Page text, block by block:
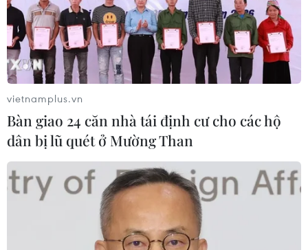
04/08/2026 14:55
Khởi tố vụ buôn bán hàng giả mạo
nhãn hiệu nổi tiếng tại Đắk Lắk
04/08/2026 14:34
Ba tỉnh biên giới đề xuất giải pháp
tăng hiệu quả chống buôn lậu thuốc
lá
vietnamplus.vn
Bàn giao 24 căn nhà tái định cư cho các hộ
dân bị lũ quét ở Mường Than